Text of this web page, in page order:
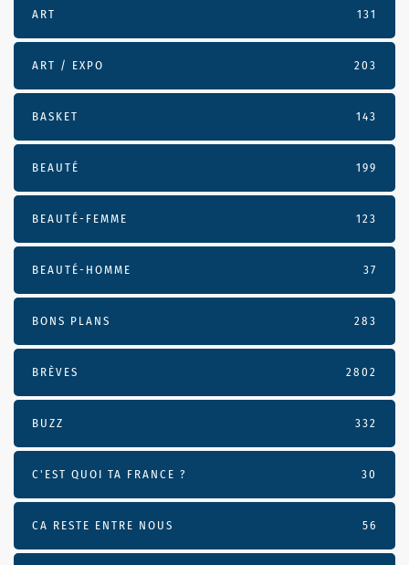
ART 131
ART / EXPO 203
BASKET 143
BEAUTÉ 199
BEAUTÉ-FEMME 123
BEAUTÉ-HOMME 37
BONS PLANS 283
BRÈVES 2802
BUZZ 332
C'EST QUOI TA FRANCE ? 30
CA RESTE ENTRE NOUS 56